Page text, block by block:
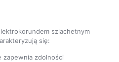
szlachetnym
się:
zapewnia zdolności